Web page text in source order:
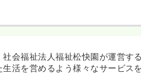
社会福祉法人福祉松快園が運営
活を営めるよう様々なサービス